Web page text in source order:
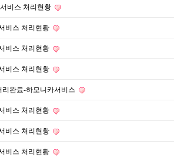
비스 처리현황
비스 처리현황
비스 처리현황
비스 처리현황
리완료-하모니카서비스
비스 처리현황
비스 처리현황
비스 처리현황